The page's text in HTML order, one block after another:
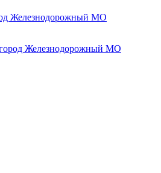
Железнодорожный МО